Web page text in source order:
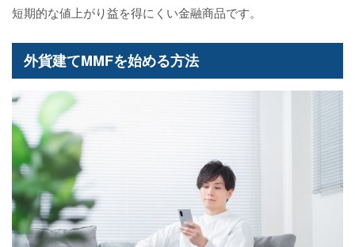
短期的な値上がり益を得にくい金融商品です。
外貨建てMMFを始める方法